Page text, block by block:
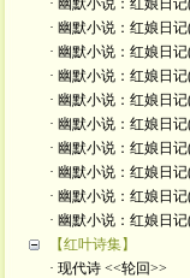
· 幽默小说：红娘日记
· 幽默小说：红娘日记
· 幽默小说：红娘日记
· 幽默小说：红娘日记
· 幽默小说：红娘日记
· 幽默小说：红娘日记
· 幽默小说：红娘日记
· 幽默小说：红娘日记
· 幽默小说：红娘日记
· 幽默小说：红娘日记
【红叶诗集】
· 现代诗 <<轮回>>